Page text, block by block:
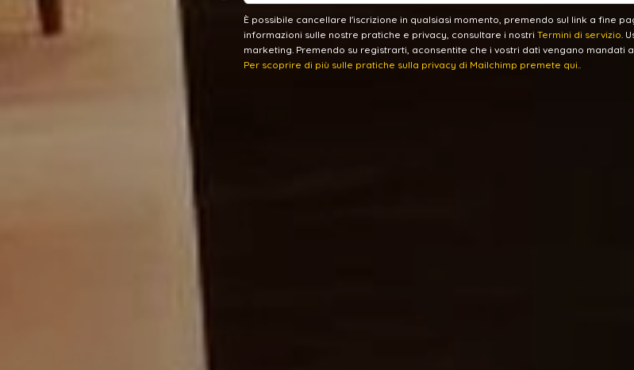
È possibile cancellare l'iscrizione in qualsiasi momento, premendo sul link a fine
informazioni sulle nostre pratiche e privacy, consultare i nostri Termini di servizio.
marketing. Premendo su registrarti, aconsentite che i vostri dati vengano mandati
Per scoprire di più sulle pratiche sulla privacy di Mailchimp premete qui..